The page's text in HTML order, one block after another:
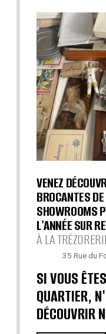
VENEZ
BROCANTES
SHOWROOMS
L'ANNÉE SUR
À LA
35 Rue du
SI VOUS
QUARTIER,
DÉCOUVRIR